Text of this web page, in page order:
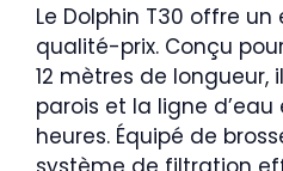
Le Dolphin T30 offre
qualité-prix. Conçu
12 mètres de longueur,
parois et la ligne
heures. Équipé de